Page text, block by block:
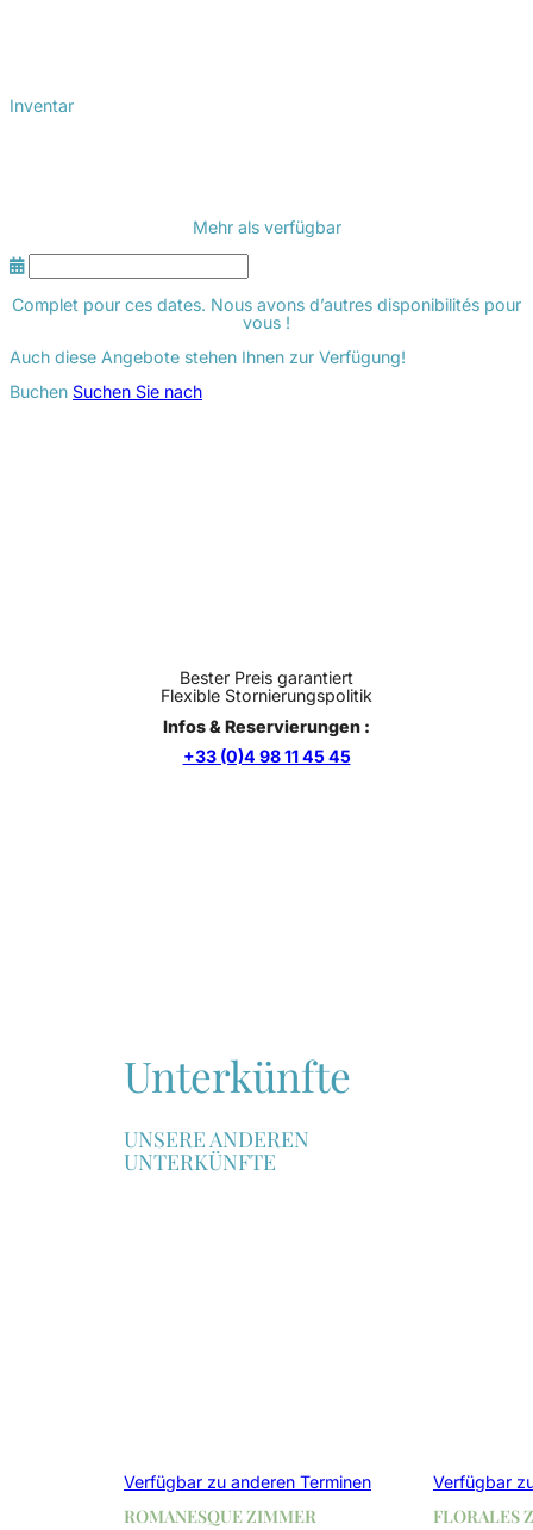
Inventar
Mehr als verfügbar
Complet pour ces dates. Nous avons d’autres disponibilités pour
vous !
Auch diese Angebote stehen Ihnen zur Verfügung!
Buchen Suchen Sie nach
Bester Preis garantiert
Flexible Stornierungspolitik
Infos & Reservierungen :
+33 (0)4 98 11 45 45
Unterkünfte
UNSERE ANDEREN
UNTERKÜNFTE
Verfügbar zu anderen Terminen
ROMANESQUE ZIMMER
Verfügbar
FLORALES